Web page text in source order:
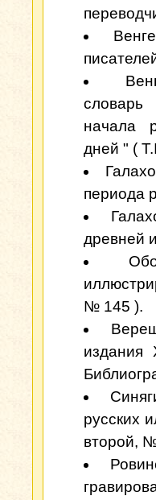
начала
дней " (
периода
древней
№ 145 ).
издания
русских
второй,